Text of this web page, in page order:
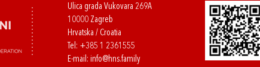
Ulica grada Vukovara 269A
10000 Zagreb
Hrvatska / Croatia
Tel: +385 1 2361555
E-mail: info@hns.family